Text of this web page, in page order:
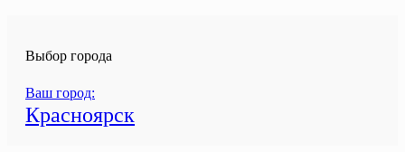
Выбор города
Ваш город:
Красноярск